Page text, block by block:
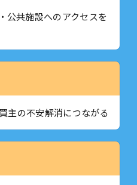
公共施設へのアクセスを
買主の不安解消につながる